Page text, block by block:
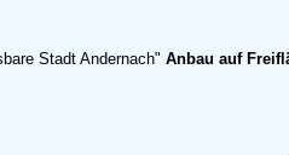
Stadt Andernach" Anbau auf